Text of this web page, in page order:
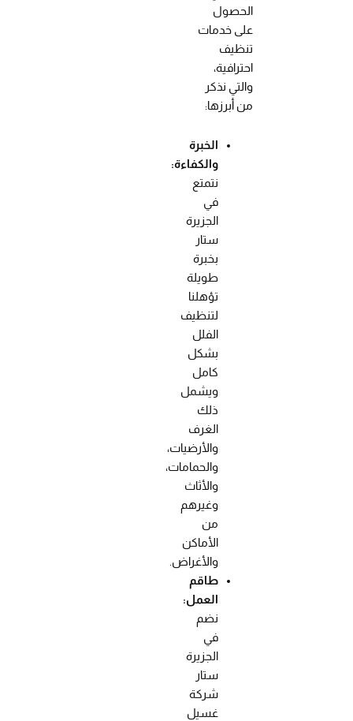
الحصول
على خدمات
تنظيف
احترافية،
والتي نذكر
من أبرزها:
الخبرة
والكفاءة:
نتمتع
في
الجزيرة
ستار
بخبرة
طويلة
تؤهلنا
لتنظيف
الفلل
بشكل
كامل
ويشمل
ذلك
الغرف
والأرضيات،
والحمامات،
والأثاث
وغيرهم
من
الأماكن
والأغراض.
طاقم
العمل:
نضم
في
الجزيرة
ستار
شركة
غسيل